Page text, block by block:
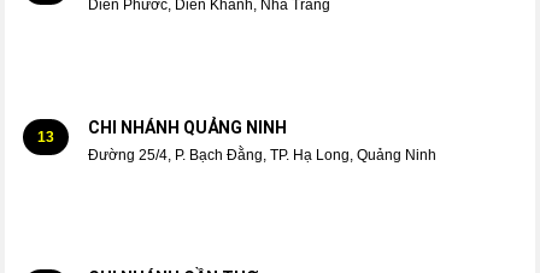
Diên Phước, Diên Khánh, Nha Trang
13 CHI NHÁNH QUẢNG NINH
Đường 25/4, P. Bạch Đằng, TP. Hạ Long, Quảng Ninh